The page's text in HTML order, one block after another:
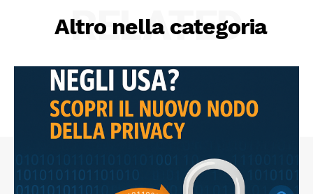
Altro nella categoria
RELATED